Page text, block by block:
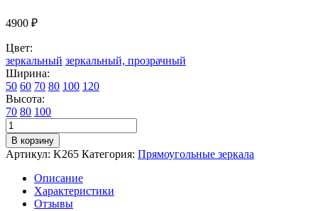
4900 ₽
Цвет:
зеркальный зеркальный, прозрачный
Ширина:
50 60 70 80 100 120
Высота:
70 80 100
Количество
товара
Зеркало
настенное
ванной
КерамаМане
В корзину
Артикул: K265 Категория: Прямоугольные зеркала
Описание
Характеристики
Отзывы